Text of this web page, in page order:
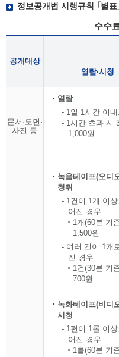
정보공개법 시행규칙 ｢별
수수료
공개대상
열람·시청
문서·도면·
사진 등
열람
- 1일 1시간 이
- 1시간 초과 시
1,000원
녹음테이프(오디
청취
- 1건이 1개 이
어진 경우
1개(60분 기
1,500원
- 여러 건이 1개
진 경우
1건(30분 기
700원
녹화테이프(비디
시청
- 1편이 1롤 이
어진 경우
1롤(60분 기